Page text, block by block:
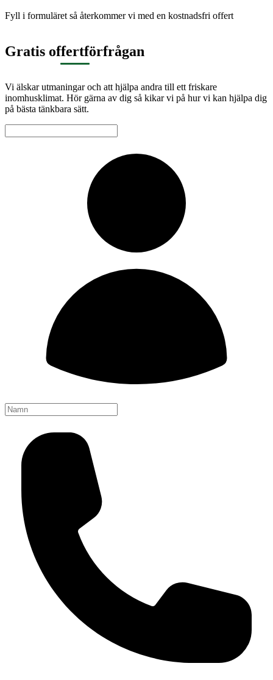
Fyll i formuläret så återkommer vi med en kostnadsfri offert
Gratis offertförfrågan
Vi älskar utmaningar och att hjälpa andra till ett friskare
inomhusklimat. Hör gärna av dig så kikar vi på hur vi kan hjälpa dig
på bästa tänkbara sätt.